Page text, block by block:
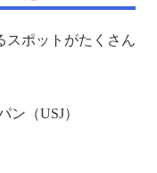
スポットがたくさん
（USJ）